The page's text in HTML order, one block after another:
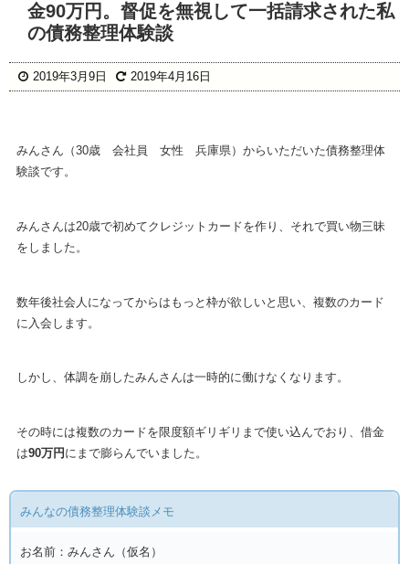
金90万円。督促を無視して一括請求された私
の債務整理体験談
2019年3月9日 2019年4月16日
みんさん（30歳 会社員 女性 兵庫県）からいただいた債務整理体
験談です。
みんさんは20歳で初めてクレジットカードを作り、それで買い物三昧
をしました。
数年後社会人になってからはもっと枠が欲しいと思い、複数のカード
に入会します。
しかし、体調を崩したみんさんは一時的に働けなくなります。
その時には複数のカードを限度額ギリギリまで使い込んでおり、借金
は90万円 にまで膨らんでいました。
みんなの債務整理体験談メモ
お名前：みんさん（仮名）